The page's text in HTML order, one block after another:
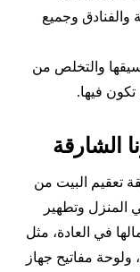
والفنادق وجميع
والتخلص من
تكون فيها.
الشارقة
تعقيم البيت من
المنزل وتطهير
في العادة، مثل
ولوحة مفاتيح جهاز